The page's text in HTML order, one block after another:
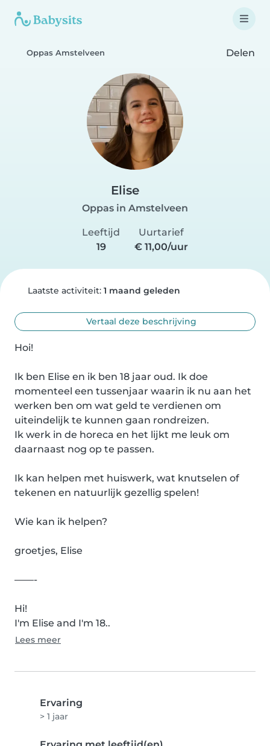
Oppas Amstelveen Delen
Elise
Oppas in Amstelveen
Leeftijd
19
Uurtarief
€ 11,00/uur
Laatste activiteit: 1 maand geleden
Vertaal deze beschrijving
Hoi!
Ik ben Elise en ik ben 18 jaar oud. Ik doe
momenteel een tussenjaar waarin ik nu aan het
werken ben om wat geld te verdienen om
uiteindelijk te kunnen gaan rondreizen.
Ik werk in de horeca en het lijkt me leuk om
daarnaast nog op te passen.
Ik kan helpen met huiswerk, wat knutselen of
tekenen en natuurlijk gezellig spelen!
Wie kan ik helpen?
groetjes, Elise
——-
Hi!
I'm Elise and I'm 18..
Lees meer
Ervaring
> 1 jaar